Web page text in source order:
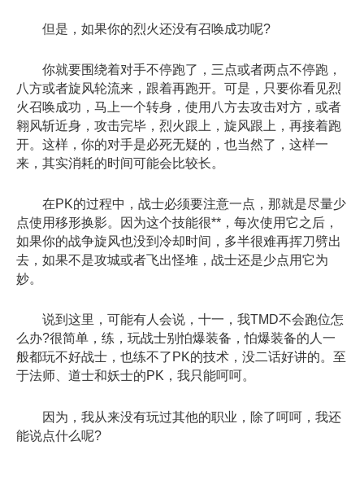
但是，如果你的烈火还没有召唤成功呢?
你就要围绕着对手不停跑了，三点或者两点不停跑，
八方或者旋风轮流来，跟着再跑开。可是，只要你看见烈
火召唤成功，马上一个转身，使用八方去攻击对方，或者
翱风斩近身，攻击完毕，烈火跟上，旋风跟上，再接着跑
开。这样，你的对手是必死无疑的，也当然了，这样一
来，其实消耗的时间可能会比较长。
在PK的过程中，战士必须要注意一点，那就是尽量少
点使用移形换影。因为这个技能很**，每次使用它之后，
如果你的战争旋风也没到冷却时间，多半很难再挥刀劈出
去，如果不是攻城或者飞出怪堆，战士还是少点用它为
妙。
说到这里，可能有人会说，十一，我TMD不会跑位怎
么办?很简单，练，玩战士别怕爆装备，怕爆装备的人一
般都玩不好战士，也练不了PK的技术，没二话好讲的。至
于法师、道士和妖士的PK，我只能呵呵。
因为，我从来没有玩过其他的职业，除了呵呵，我还
能说点什么呢?